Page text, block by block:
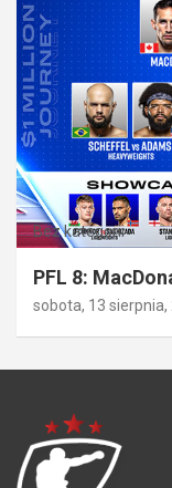
Bez kategorii
PFL 8:
sobota, 13 sierpnia,